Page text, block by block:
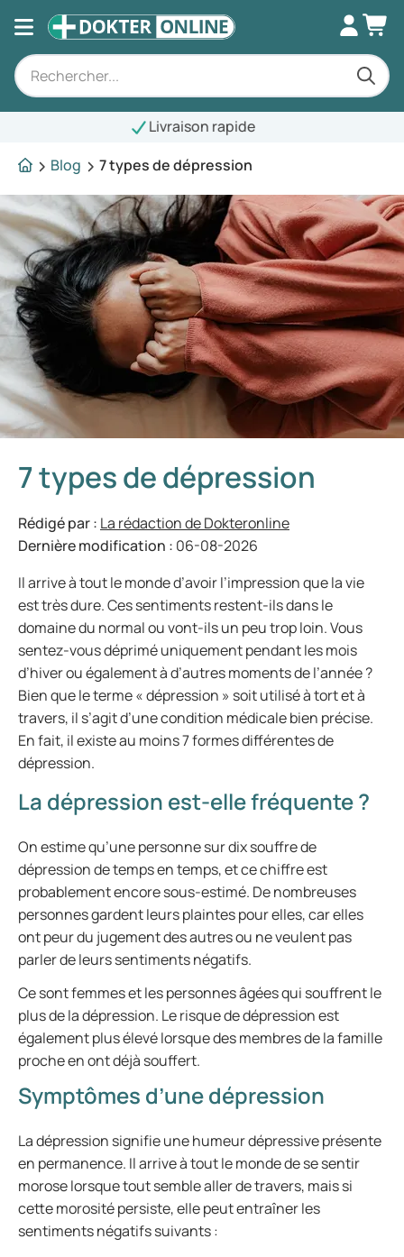
Blog
7 types de dépression
7 types de dépression
Rédigé par : La rédaction de Dokteronline
Dernière modification : 06-08-2026
Il arrive à tout le monde d’avoir l’impression que la vie
est très dure. Ces sentiments restent-ils dans le
domaine du normal ou vont-ils un peu trop loin. Vous
sentez-vous déprimé uniquement pendant les mois
d’hiver ou également à d’autres moments de l’année ?
Bien que le terme « dépression » soit utilisé à tort et à
travers, il s’agit d’une condition médicale bien précise.
En fait, il existe au moins 7 formes différentes de
dépression.
La dépression est-elle fréquente ?
On estime qu’une personne sur dix souffre de
dépression de temps en temps, et ce chiffre est
probablement encore sous-estimé. De nombreuses
personnes gardent leurs plaintes pour elles, car elles
ont peur du jugement des autres ou ne veulent pas
parler de leurs sentiments négatifs.
Ce sont femmes et les personnes âgées qui souffrent le
plus de la dépression. Le risque de dépression est
également plus élevé lorsque des membres de la famille
proche en ont déjà souffert.
Symptômes d’une dépression
La dépression signifie une humeur dépressive présente
en permanence. Il arrive à tout le monde de se sentir
morose lorsque tout semble aller de travers, mais si
cette morosité persiste, elle peut entraîner les
sentiments négatifs suivants :